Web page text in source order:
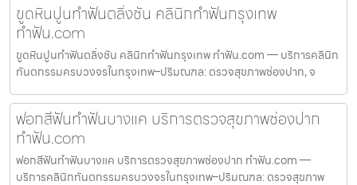
ขูดหินปูนทำฟันตลิ่งชัน คลินิกทำฟันกรุงเทพ
ทำฟัน.com
ขูดหินปูนทำฟันตลิ่งชัน คลินิกทำฟันกรุงเทพ ทำฟัน.com — บริการคลินิก
ทันตกรรมครบวงจรในกรุงเทพ–ปริมณฑล: ตรวจสุขภาพช่องปาก, จ
ฟอกสีฟันทำฟันบางแค บริการตรวจสุขภาพช่องปาก
ทำฟัน.com
ฟอกสีฟันทำฟันบางแค บริการตรวจสุขภาพช่องปาก ทำฟัน.com —
บริการคลินิกทันตกรรมครบวงจรในกรุงเทพ–ปริมณฑล: ตรวจสุขภาพ